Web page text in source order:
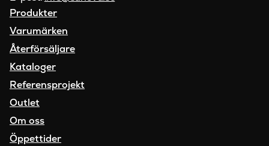
Produkter
Varumärken
Återförsäljare
Kataloger
Referensprojekt
Outlet
Om oss
Öppettider